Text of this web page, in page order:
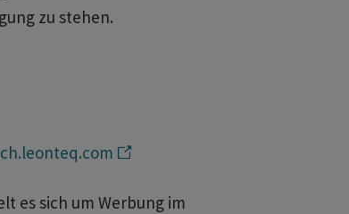
zu stehen.
es sich um Werbung im